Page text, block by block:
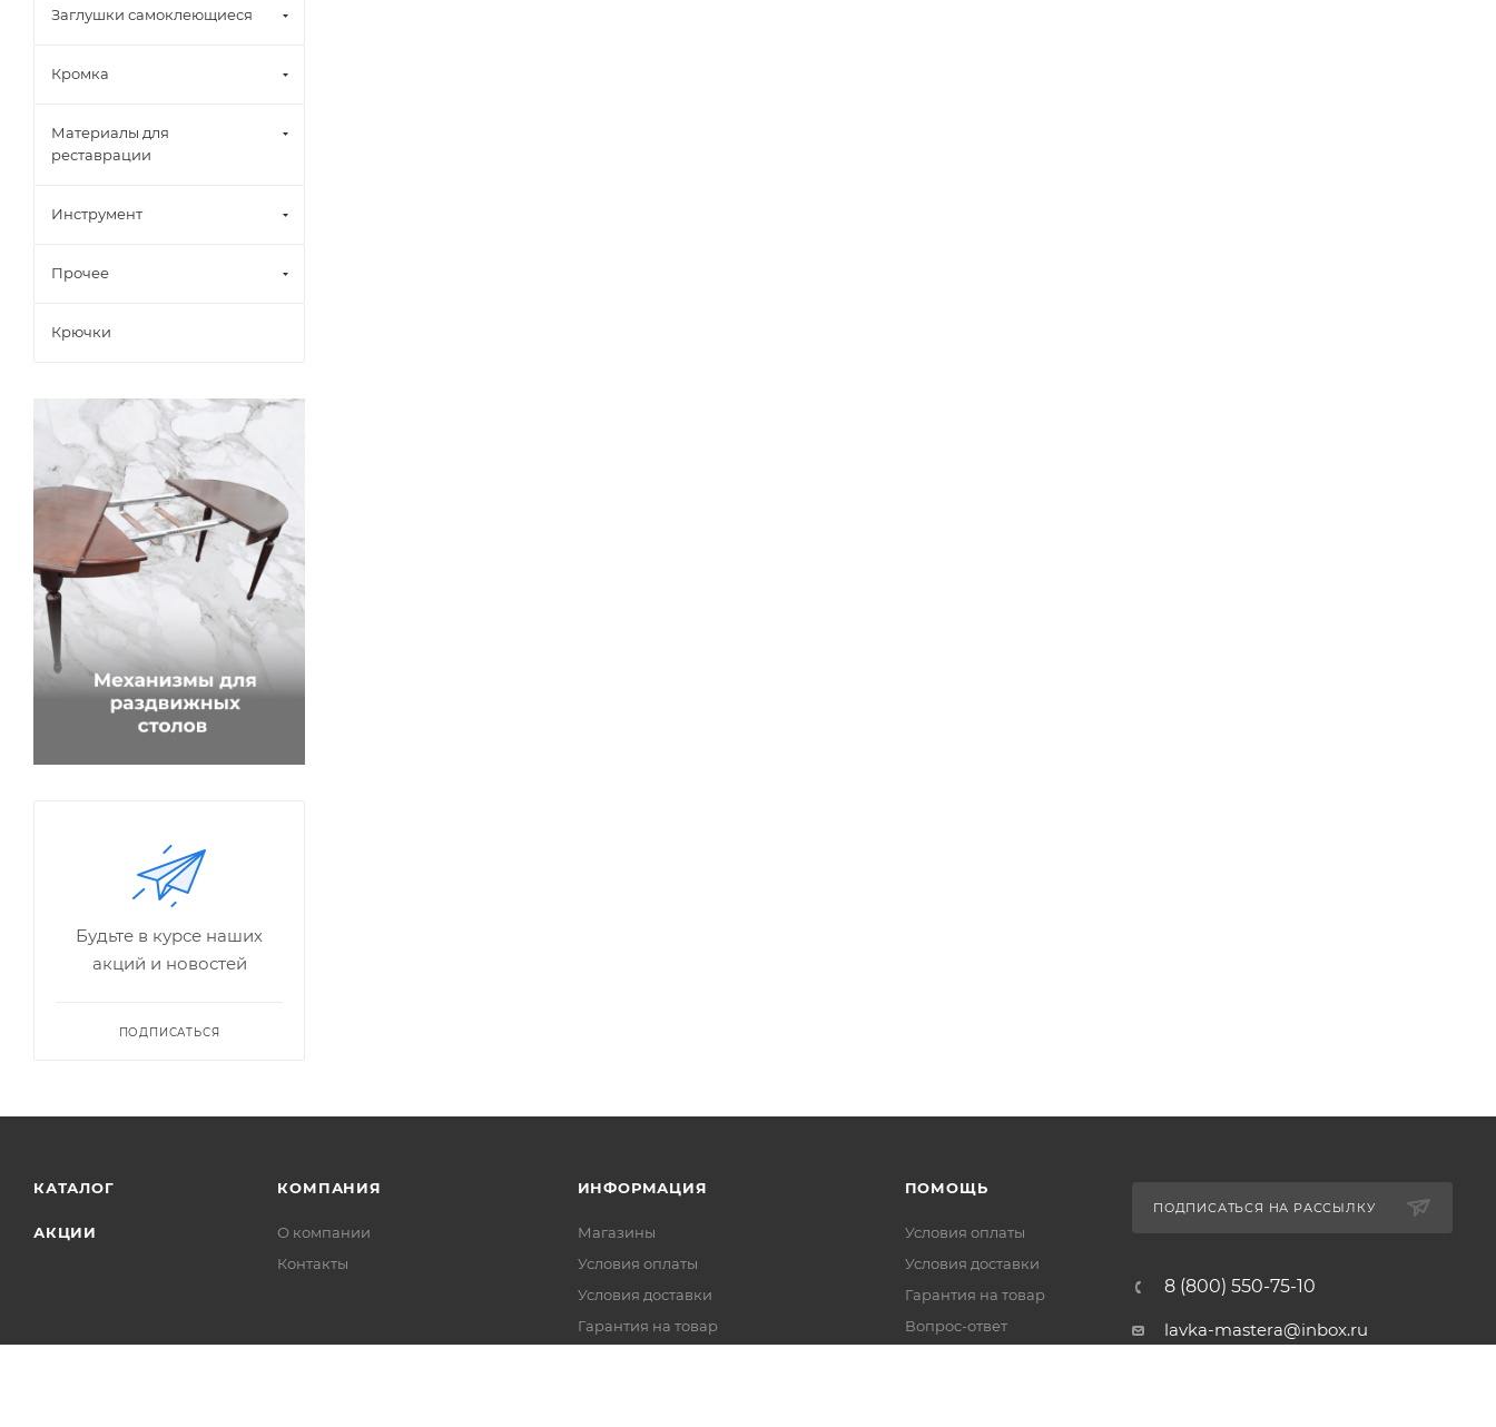
Заглушки самоклеющиеся
Кромка
Материалы для
реставрации
Инструмент
Прочее
Крючки
Будьте в курсе наших
акций и новостей
ПОДПИСАТЬСЯ
КАТАЛОГ
АКЦИИ
КОМПАНИЯ
О компании
Контакты
ИНФОРМАЦИЯ
Магазины
Условия оплаты
Условия доставки
Гарантия на товар
ПОМОЩЬ
Условия оплаты
Условия доставки
Гарантия на товар
Вопрос-ответ
ПОДПИСАТЬСЯ НА РАССЫЛКУ
8 (800) 550-75-10
lavka-mastera@inbox.ru